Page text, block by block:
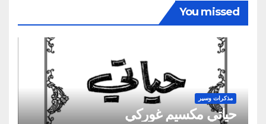
You missed
مذكرات وسير
حياتي مكسيم غوركي